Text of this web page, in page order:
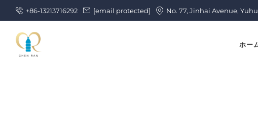
+86-13213716292 [email protected] No. 77, Jinhai Avenue,
ホー